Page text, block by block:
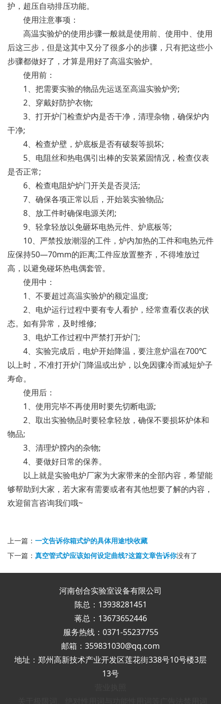
护，超压自动排压功能。
使用注意事项：
高温实验炉的使用步骤一般就是使用前、使用中、使用
后这三步，但是这其中又分了很多小的步骤，只有把这些小
步骤都做好了，才算是用好了高温实验炉。
使用前：
1、把需要实验的物品先运送至高温实验炉旁;
2、穿戴好防护衣物;
3、打开炉门检查炉内是否干净，清理杂物，确保炉内
干净;
4、检查炉壁，炉底板是否有破裂等损坏;
5、电阻丝和热电偶引出棒的安装紧固情况，检查仪表
是否正常;
6、检查电阻炉炉门开关是否灵活;
7、确保各项正常以后，开始装实验物品;
8、放工件时确保电源关闭;
9、轻拿轻放以免砸坏电热元件、炉底板等;
10、严禁投放潮湿的工件，炉内加热的工件和电热元件
应保持50—70mm的距离;工件应放置整齐，不得堆放过
高，以避免碰坏热电偶套管。
使用中：
1、不要超过高温实验炉的额定温度;
2、电炉运行过程中要有专人看护，经常查看仪表的状
态。如有异常，及时维修;
3、电炉工作过程中严禁打开炉门;
4、实验完成后，电炉开始降温，要注意炉温在700℃
以上时，不准打开炉门降温或出炉，以免因骤冷而减短炉子
寿命。
使用后：
1、使用完毕不再使用时要先切断电源;
2、取出实验物品时要轻拿轻放，确保不要损坏炉体和
物品;
3、清理炉膛内的杂物;
4、要做好日常的保养。
以上就是实验电炉厂家为大家带来的全部内容，希望能
够帮助到大家，若大家有需要或者有其他想要了解的内容，
欢迎留言咨询我们哦~
上一篇： 一文告诉你箱式炉的具体用途!快收藏
下一篇： 真空管式炉应该如何设定曲线?这篇文章告诉你没有了
河南创合实验室设备有限公司
陈总：13938281451
蒋总：13673652446
服务热线：0371-55237755
邮箱：359831030@qq.com
地址：郑州高新技术产业开发区莲花街338号10号楼3层
13号